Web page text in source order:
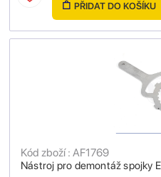
PŘIDAT DO KOŠÍKU
Nástroj pro demontáž spojky
Kód zboží : AF1769